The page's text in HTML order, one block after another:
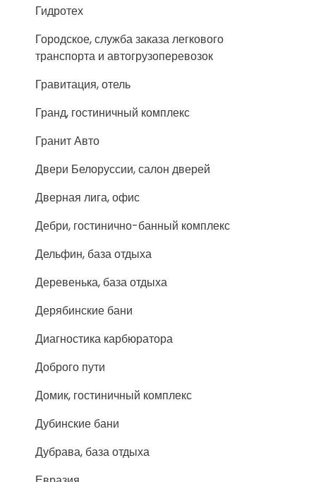
Гидротех
Городское, служба заказа легкового
транспорта и автогрузоперевозок
Гравитация, отель
Гранд, гостиничный комплекс
Гранит Авто
Двери Белоруссии, салон дверей
Дверная лига, офис
Дебри, гостинично-банный комплекс
Дельфин, база отдыха
Деревенька, база отдыха
Дерябинские бани
Диагностика карбюратора
Доброго пути
Домик, гостиничный комплекс
Дубинские бани
Дубрава, база отдыха